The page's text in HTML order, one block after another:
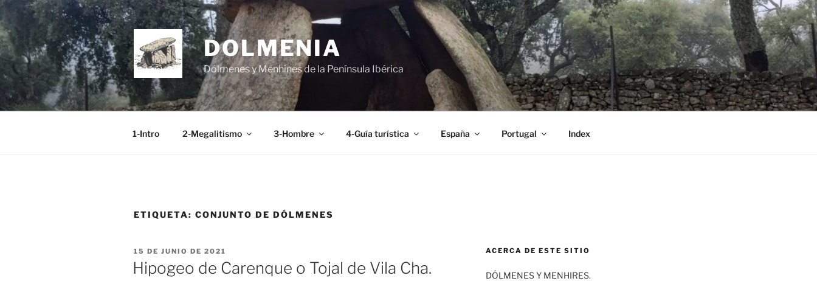
Saltar
al
contenido
DOLMENIA
Dólmenes y Menhines de la Península Ibérica
1-Intro 2-Megalitismo 3-Hombre 4-Guía turística España Portugal Index
ETIQUETA: CONJUNTO DE DÓLMENES
PUBLICADO
EL
15 DE JUNIO DE 2021
Hipogeo de Carenque o Tojal de Vila Cha.
ACERCA DE ESTE SITIO
DÓLMENES Y MENHIRES.